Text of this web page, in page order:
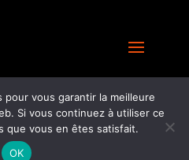
vous garantir la meilleure
Si vous continuez à utiliser ce
que vous en êtes satisfait.
OK